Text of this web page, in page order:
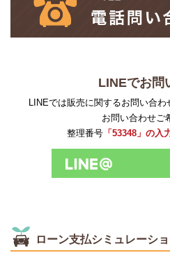
LINEでお問
LINEでは販売に関するお問い合わ
お問い合わせご
整理番号 「53348」の入
ローン支払シミュレーシ